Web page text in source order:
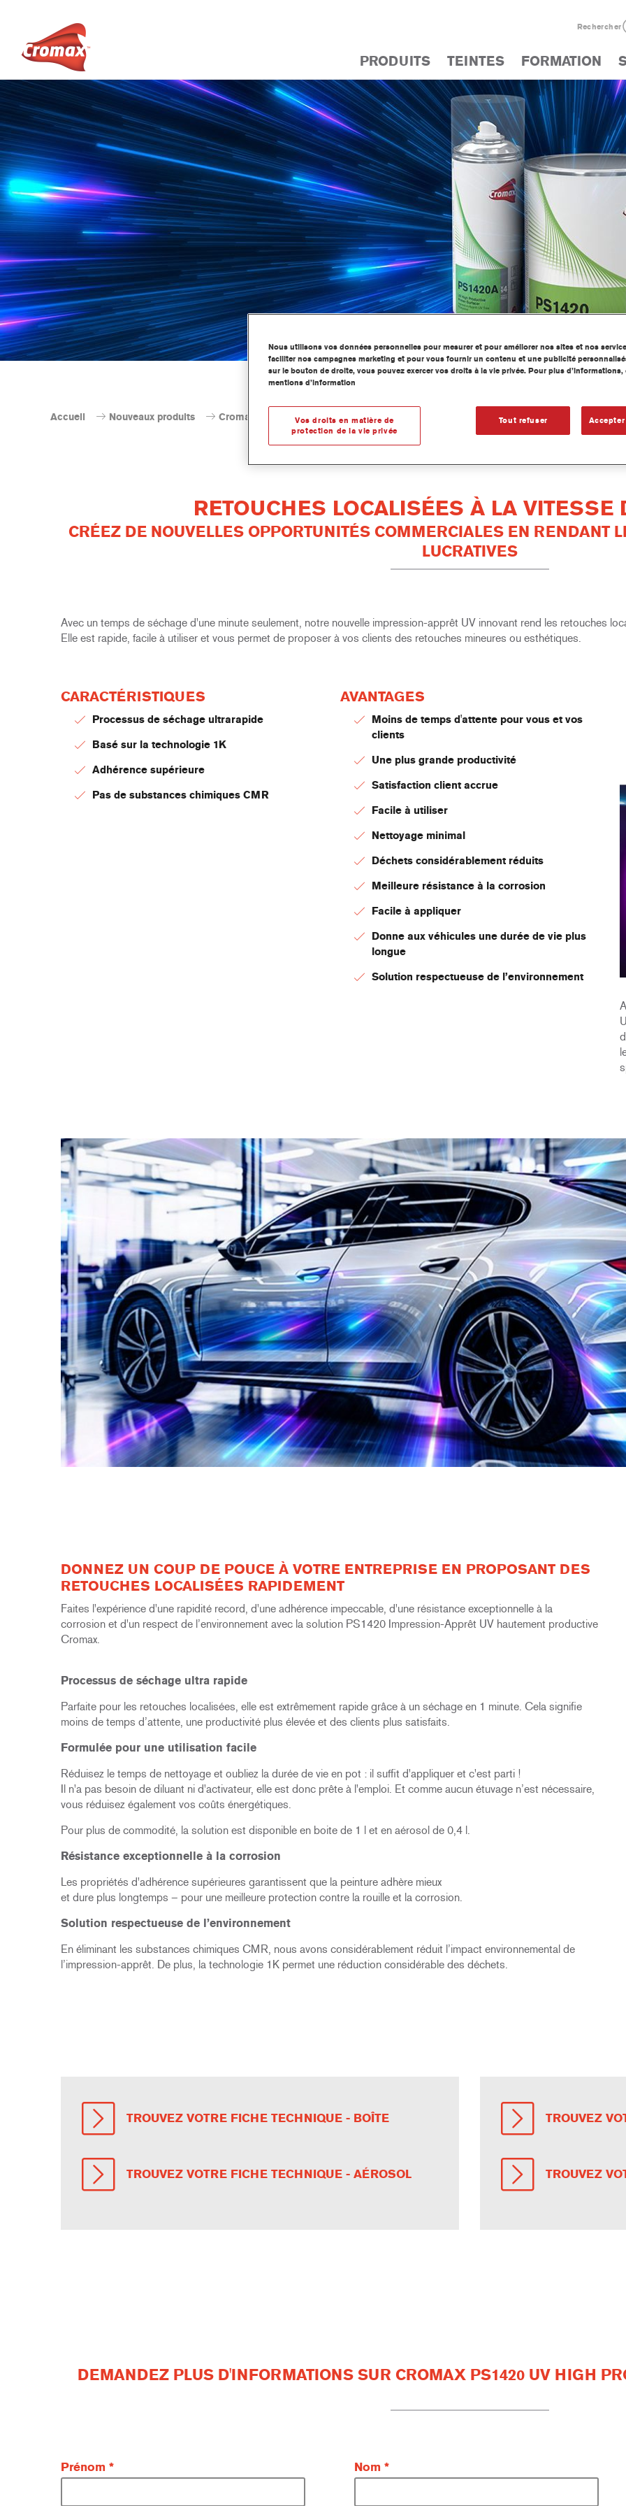
Rechercher
PRODUITS TEINTES FORMATION
Accueil Nouveaux produits Cromax PS1420 Impression-Apprêt UV hautement pr...
RETOUCHES LOCALISÉES À LA VITESSE
CRÉEZ DE NOUVELLES OPPORTUNITÉS COMMERCIALES EN RENDANT
LUCRATIVES
Avec un temps de séchage d'une minute seulement, notre nouvelle impression-apprêt UV innovant rend les retouches
Elle est rapide, facile à utiliser et vous permet de proposer à vos clients des retouches mineures ou esthétiques.
CARACTÉRISTIQUES
Processus de séchage ultrarapide
Basé sur la technologie 1K
Adhérence supérieure
Pas de substances chimiques CMR
AVANTAGES
Moins de temps d'attente pour vous et vos
clients
Une plus grande productivité
Satisfaction client accrue
Facile à utiliser
Nettoyage minimal
Déchets considérablement réduits
Meilleure résistance à la corrosion
Facile à appliquer
Donne aux véhicules une durée de vie plus
longue
Solution respectueuse de l’environnement
DONNEZ UN COUP DE POUCE À VOTRE ENTREPRISE EN PROPOSANT DES
RETOUCHES LOCALISÉES RAPIDEMENT
Faites l'expérience d'une rapidité record, d'une adhérence impeccable, d'une résistance exceptionnelle à la
corrosion et d'un respect de l’environnement avec la solution PS1420 Impression-Apprêt UV hautement productive
Cromax.
Processus de séchage ultra rapide
Parfaite pour les retouches localisées, elle est extrêmement rapide grâce à un séchage en 1 minute. Cela signifie
moins de temps d’attente, une productivité plus élevée et des clients plus satisfaits.
Formulée pour une utilisation facile
Réduisez le temps de nettoyage et oubliez la durée de vie en pot : il suffit d'appliquer et c'est parti !
Il n'a pas besoin de diluant ni d'activateur, elle est donc prête à l'emploi. Et comme aucun étuvage n’est nécessaire,
vous réduisez également vos coûts énergétiques.
Pour plus de commodité, la solution est disponible en boite de 1 l et en aérosol de 0,4 l.
Résistance exceptionnelle à la corrosion
Les propriétés d'adhérence supérieures garantissent que la peinture adhère mieux
et dure plus longtemps – pour une meilleure protection contre la rouille et la corrosion.
Solution respectueuse de l’environnement
En éliminant les substances chimiques CMR, nous avons considérablement réduit l’impact environnemental de
l’impression-apprêt. De plus, la technologie 1K permet une réduction considérable des déchets.
TROUVEZ VOTRE FICHE TECHNIQUE - BOÎTE
TROUVEZ VOTRE FICHE TECHNIQUE - AÉROSOL
TROUVEZ
TROUVEZ
DEMANDEZ PLUS D'INFORMATIONS SUR CROMAX PS1420 UV HIGH
Prénom Nom
Nous utilisons vos données personnelles pour mesurer et pour améliorer nos sites et nos
faciliter nos campagnes marketing et pour vous fournir un contenu et une publicité
sur le bouton de droite, vous pouvez exercer vos droits à la vie privée. Pour plus
mentions d’information
Tout refuser
Vos droits en matière de
protection de la vie privée